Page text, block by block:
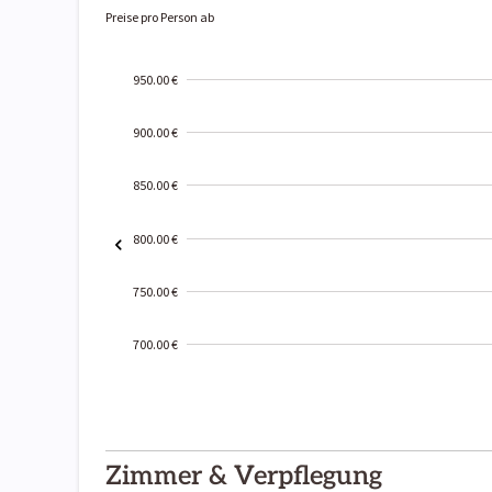
Preise pro Person ab
950.00 €
900.00 €
850.00 €
800.00 €
750.00 €
700.00 €
01-02
Zimmer & Verpflegung